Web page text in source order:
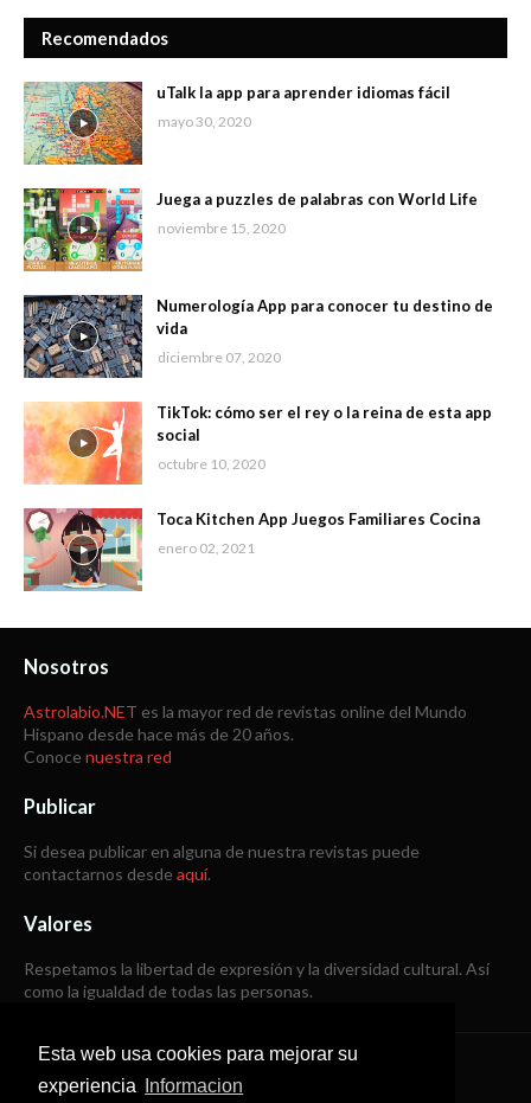
Esta web usa cookies para mejorar su
experiencia
Informacion
Recomendados
uTalk la app para aprender idiomas fácil
mayo 30, 2020
Juega a puzzles de palabras con World Life
noviembre 15, 2020
Numerología App para conocer tu destino de
vida
diciembre 07, 2020
TikTok: cómo ser el rey o la reina de esta app
social
octubre 10, 2020
Toca Kitchen App Juegos Familiares Cocina
enero 02, 2021
Nosotros
Astrolabio.NET es la mayor red de revistas online del Mundo
Hispano desde hace más de 20 años.
Conoce nuestra red
Publicar
Si desea publicar en alguna de nuestra revistas puede
contactarnos desde aquí.
Valores
Respetamos la libertad de expresión y la diversidad cultural. Así
como la igualdad de todas las personas.
Copyright © 1998 -